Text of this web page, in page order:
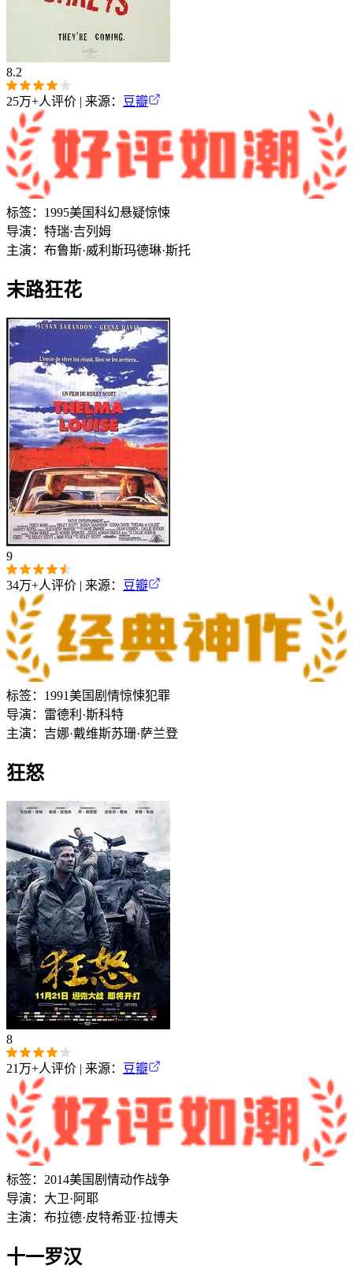
8.2
25万+人评价 | 来源： 豆瓣
标签： 1995美国科幻悬疑惊悚
导演： 特瑞·吉列姆
主演： 布鲁斯·威利斯玛德琳·斯托
末路狂花
9
34万+人评价 | 来源： 豆瓣
标签： 1991美国 剧情惊悚犯罪
导演： 雷德利·斯科特
主演： 吉娜·戴维斯苏珊·萨兰登
狂怒
8
21万+人评价 | 来源： 豆瓣
标签： 2014美国剧情动作战争
导演： 大卫·阿耶
主演： 布拉德·皮特希亚·拉博夫
十一罗汉